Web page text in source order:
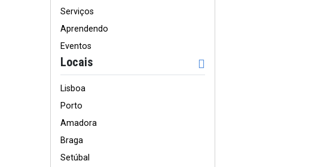
Serviços
Aprendendo
Eventos
Locais
Lisboa
Porto
Amadora
Braga
Setúbal